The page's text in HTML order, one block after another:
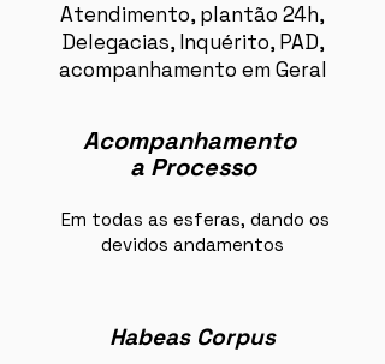
Atendimento, plantão 24h,
Delegacias, Inquérito, PAD,
acompanhamento em Geral
Acompanhamento
a Processo
Em todas as esferas, dando os
devidos andamentos
Habeas Corpus